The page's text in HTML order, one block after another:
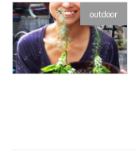
outdoor